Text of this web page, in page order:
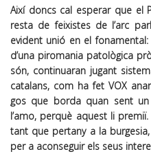
Així doncs cal esperar que el
resta de feixistes de l’arc
evident unió en el fonamental:
d’una piromania patològica
són, continuaran jugant
catalans, com ha fet VOX
gos que borda quan sent
l’amo, perquè aquest li
tant que pertany a la
per a aconseguir els seus